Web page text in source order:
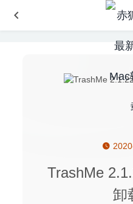
TrashMe
卸
Athentech Perfectly Clear
Better And Better 2.0.6